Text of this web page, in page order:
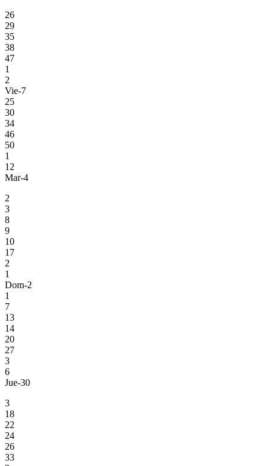
26
29
35
38
47
1
2
Vie-7
25
30
34
46
50
1
12
Mar-4
2
3
8
9
10
17
2
1
Dom-2
1
7
13
14
20
27
3
6
Jue-30
3
18
22
24
26
33